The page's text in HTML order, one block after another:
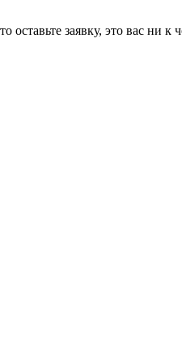
заявку, это вас ни к